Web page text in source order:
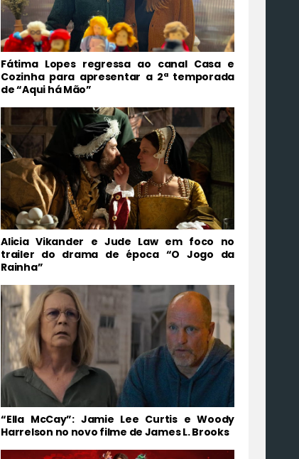
Fátima Lopes regressa ao canal Casa e
Cozinha para apresentar a 2ª temporada
de “Aqui há Mão”
Alicia Vikander e Jude Law em foco no
trailer do drama de época “O Jogo da
Rainha”
“Ella McCay”: Jamie Lee Curtis e Woody
Harrelson no novo filme de James L. Brooks